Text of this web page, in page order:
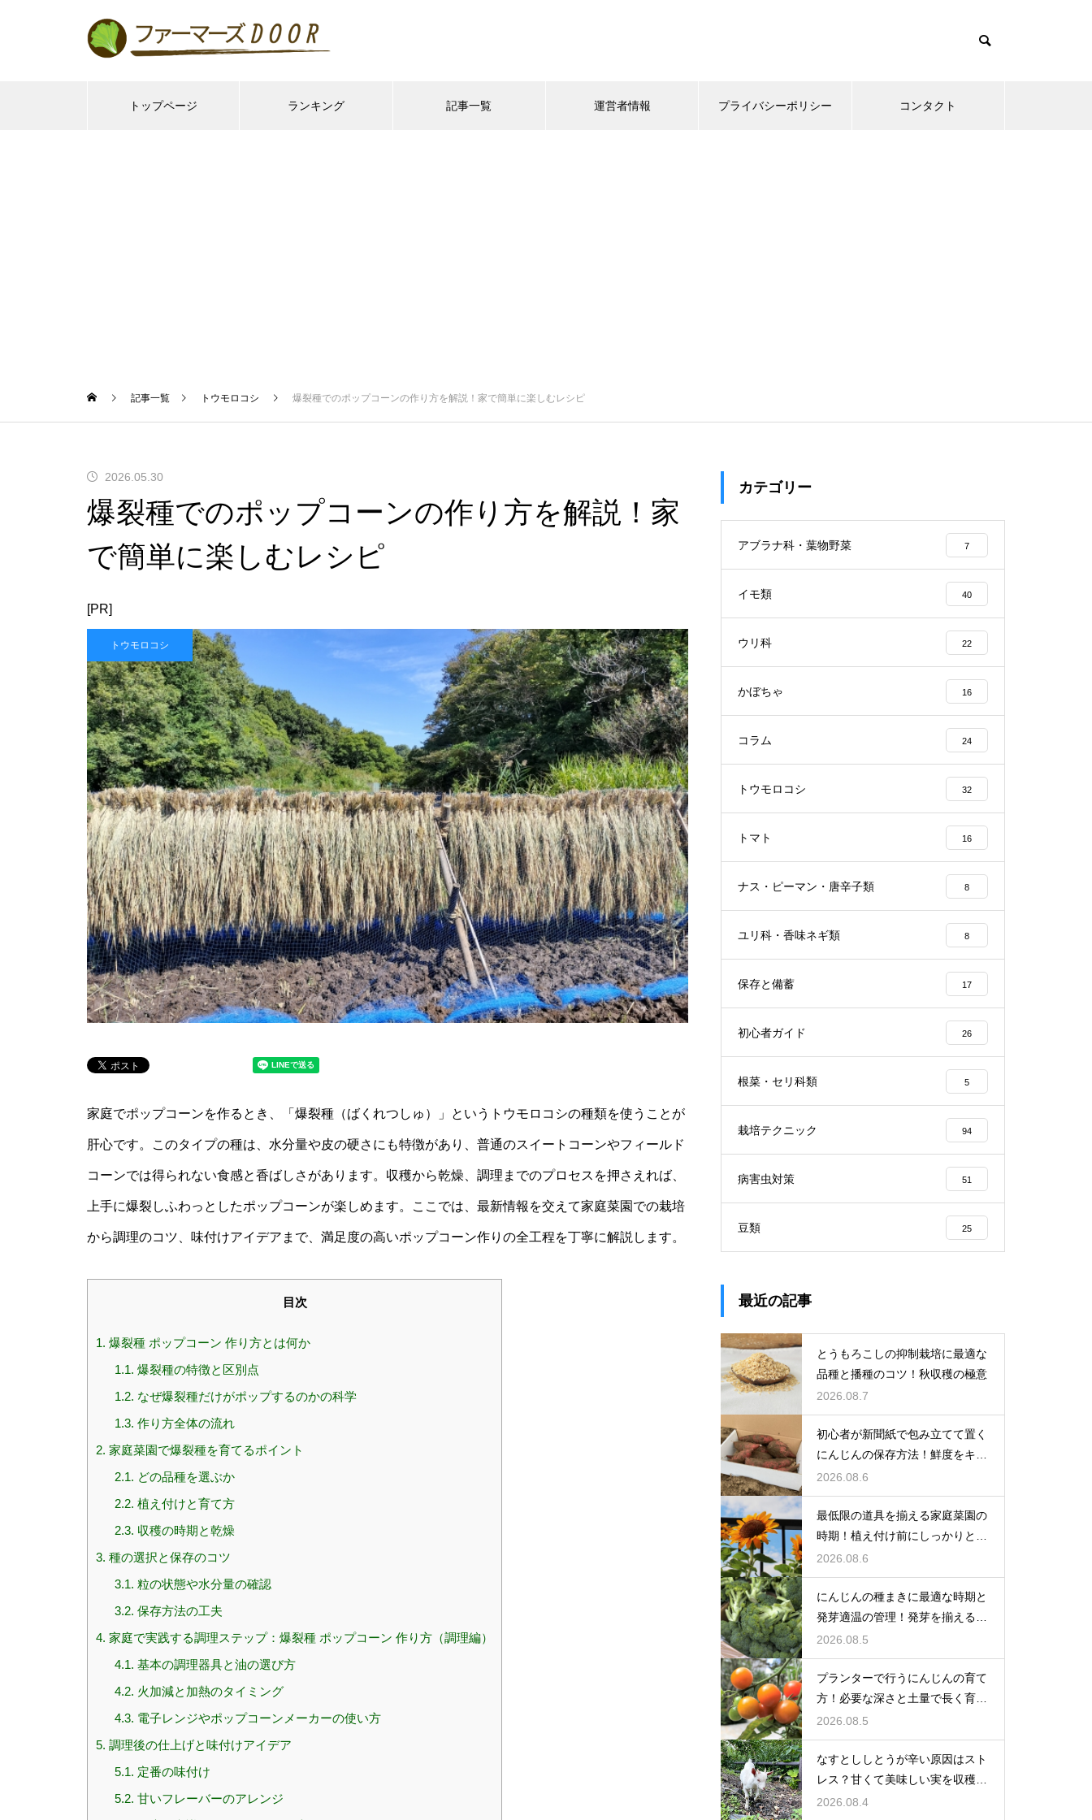
トップページ ランキング 記事一覧 運営者情報 プライバシーポリシー コンタクト
記事一覧 トウモロコシ 爆裂種でのポップコーンの作り方を解説！家で簡単に楽しむレシピ
2026.05.30
爆裂種でのポップコーンの作り方を解説！家
で簡単に楽しむレシピ
[PR]
トウモロコシ
家庭でポップコーンを作るとき、「爆裂種（ばくれつしゅ）」というトウモロコシの種類を使うことが
肝心です。このタイプの種は、水分量や皮の硬さにも特徴があり、普通のスイートコーンやフィールド
コーンでは得られない食感と香ばしさがあります。収穫から乾燥、調理までのプロセスを押さえれば、
上手に爆裂しふわっとしたポップコーンが楽しめます。ここでは、最新情報を交えて家庭菜園での栽培
から調理のコツ、味付けアイデアまで、満足度の高いポップコーン作りの全工程を丁寧に解説します。
目次
1. 爆裂種 ポップコーン 作り方とは何か
1.1. 爆裂種の特徴と区別点
1.2. なぜ爆裂種だけがポップするのかの科学
1.3. 作り方全体の流れ
2. 家庭菜園で爆裂種を育てるポイント
2.1. どの品種を選ぶか
2.2. 植え付けと育て方
2.3. 収穫の時期と乾燥
3. 種の選択と保存のコツ
3.1. 粒の状態や水分量の確認
3.2. 保存方法の工夫
4. 家庭で実践する調理ステップ：爆裂種 ポップコーン 作り方（調理編）
4.1. 基本の調理器具と油の選び方
4.2. 火加減と加熱のタイミング
4.3. 電子レンジやポップコーンメーカーの使い方
5. 調理後の仕上げと味付けアイデア
5.1. 定番の味付け
5.2. 甘いフレーバーのアレンジ
カテゴリー
アブラナ科・葉物野菜 7
イモ類 40
ウリ科 22
かぼちゃ 16
コラム 24
トウモロコシ 32
トマト 16
ナス・ピーマン・唐辛子類 8
ユリ科・香味ネギ類 8
保存と備蓄 17
初心者ガイド 26
根菜・セリ科類 5
栽培テクニック 94
病害虫対策 51
豆類 25
最近の記事
とうもろこしの抑制栽培に最適な
品種と播種のコツ！秋収穫の極意
2026.08.7
初心者が新聞紙で包み立てて置く
にんじんの保存方法！鮮度をキー
プする
2026.08.6
最低限の道具を揃える家庭菜園の
時期！植え付け前にしっかりと準
備をする
2026.08.6
にんじんの種まきに最適な時期と
発芽適温の管理！発芽を揃えるコ
ツ
2026.08.5
プランターで行うにんじんの育て
方！必要な深さと土量で長く育て
る
2026.08.5
なすとししとうが辛い原因はスト
レス？甘くて美味しい実を収穫す
る
2026.08.4